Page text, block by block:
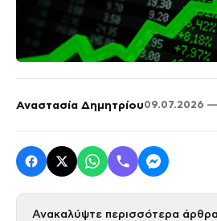
Αναστασία Δημητρίου09.07.2026 —
Ανακαλύψτε περισσότερα